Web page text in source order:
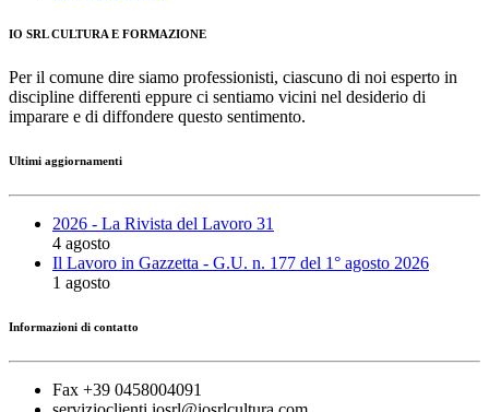
IO SRL CULTURA E FORMAZIONE
Per il comune dire siamo professionisti, ciascuno di noi esperto in
discipline differenti eppure ci sentiamo vicini nel desiderio di
imparare e di diffondere questo sentimento.
Ultimi aggiornamenti
2026 - La Rivista del Lavoro 31
4 agosto
Il Lavoro in Gazzetta - G.U. n. 177 del 1° agosto 2026
1 agosto
Informazioni di contatto
Fax +39 0458004091